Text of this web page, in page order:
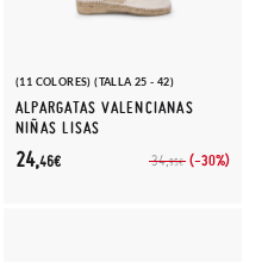
(11 COLORES) (TALLA 25 - 42)
ALPARGATAS VALENCIANAS
NIÑAS LISAS
34,95€ (-30%)
24,46€